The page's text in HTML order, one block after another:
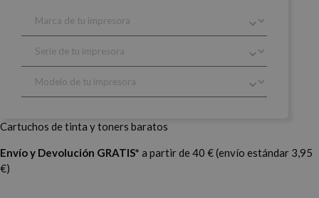
Cartuchos de tinta y toners baratos
Envío y Devolución GRATIS* a partir de 40 € (envío estándar 3,95
€)